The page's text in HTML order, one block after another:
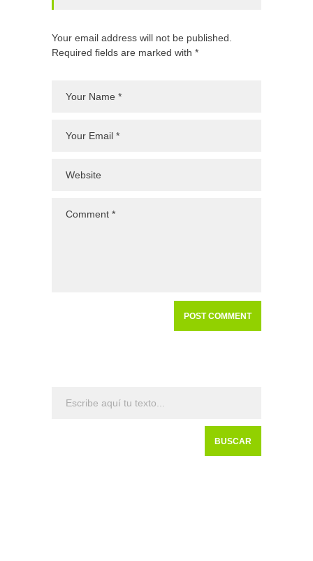
Your email address will not be published.
Required fields are marked with *